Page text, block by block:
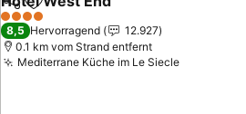
TeilenZu Favoriten hinzufügen
4 Sterne
8,5 Hervorragend
12.927
0.1 km vom Strand entfernt
Mediterrane Küche im Le SieclePreise